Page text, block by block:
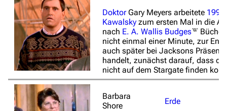
DoktorGary Meyers arbeitete 1995
Kawalsky zum ersten Mal in die
nach E. A. Wallis Budges
nicht einmal einer Minute, zur
auch später bei Jacksons
handelt, zunächst darauf, dass
nicht auf dem Stargate finden
Barbara
Shore
Erde